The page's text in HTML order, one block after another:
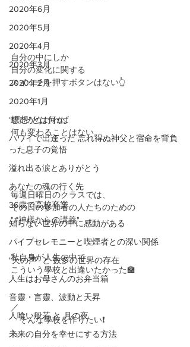
2020年6月
2020年5月
2020年4月
2020年3月
2020年2月
2020年1月
“瞑想”とは何か
ハワイで出逢った 忘れ得ぬ神父と宿命を背負
った息子の覚悟
溢れ出る涙とありがとう
あなたの魂の行く先
36歳で高校卒業
知らない世界の中に感動がある
パイプセレモニーと喫煙者との深い関係
"天の声" と 数多の世界の存在
人生はお母さんのお弁当箱
音靈・言靈、波動と天昇
人喰い般若 と 月の夜
未来の自分を幸せにする方法
自分の中にしか
自分の変化に関する
スイッチを押すボタンはない👆
想いがなければ
何も変わることはない。
毎週日曜日のクラスでは、
その日の参加者の人たちのための
"#神樣からの講義"
私自身が人生の中で
こういう學校と出逢いたかった🏫
／
そんな學校を作りたい❗️
＼